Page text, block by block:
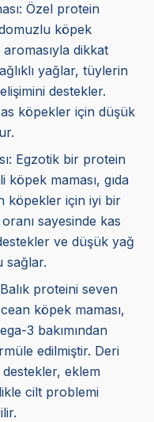
Özel protein
köpek
aromasıyla dikkat
yağlar, tüylerin
destekler.
köpekler için düşük
Egzotik bir protein
köpek maması, gıda
köpekler için iyi bir
sayesinde kas
ve düşük yağ
sağlar.
proteini seven
köpek maması,
3 bakımından
edilmiştir. Deri
destekler, eklem
cilt problemi